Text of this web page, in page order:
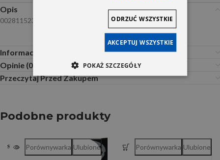
Opis
0028115233-
Informacje dodatkowe
Opinie (0)
Przeczytaj Przed Zakupem
Podobne produkty
SOLD OUTPorównywarka Ulubione Porównywarka Ulubione
AKCEPTUJ WSZYSTKIE
ODRZUĆ WSZYSTKIE
POKAŻ SZCZEGÓŁY